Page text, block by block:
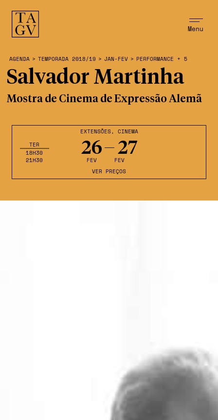
Menu
EXTENSÕES, CINEMA
26
FEV
27
FEV
TER
18H30
21H30
VER PREÇOS
AGENDA > TEMPORADA 2018/19 > JAN-FEV > PERFORMANCE + 5
Salvador Martinha
Mostra de Cinema de Expressão Alemã